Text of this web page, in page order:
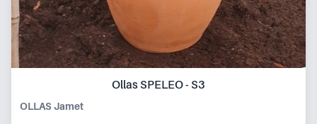
Ollas SPELEO - S3
OLLAS Jamet